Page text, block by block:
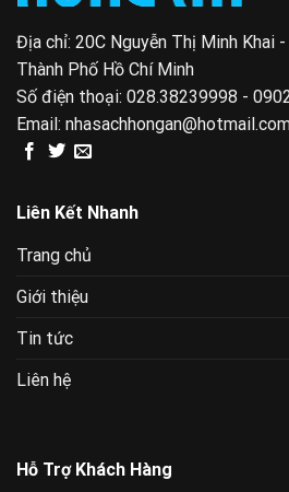
Địa chỉ: 20C Nguyễn Thị Minh Khai
Thành Phố Hồ Chí Minh
Số điện thoại: 028.38239998 -
Email:
Liên Kết Nhanh
Trang chủ
Giới thiệu
Tin tức
Liên hệ
Hỗ Trợ Khách Hàng